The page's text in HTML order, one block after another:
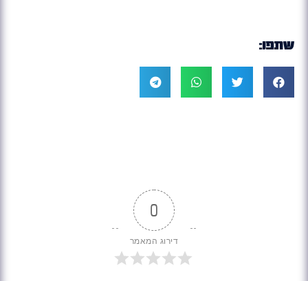
שתפו:
0
דירוג המאמר